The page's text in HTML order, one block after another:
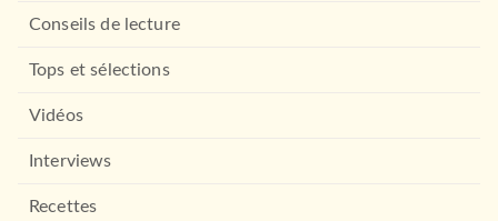
Conseils de lecture
Tops et sélections
Vidéos
Interviews
Recettes